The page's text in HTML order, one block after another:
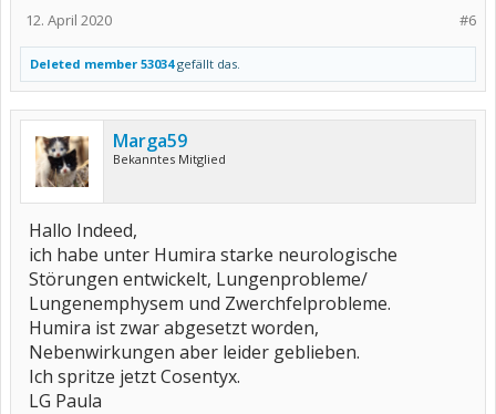
#6
12. April 2020
Deleted member 53034gefällt das.
Marga59
Bekanntes Mitglied
Hallo Indeed,
ich habe unter Humira starke neurologische
Störungen entwickelt, Lungenprobleme/
Lungenemphysem und Zwerchfelprobleme.
Humira ist zwar abgesetzt worden,
Nebenwirkungen aber leider geblieben.
Ich spritze jetzt Cosentyx.
LG Paula